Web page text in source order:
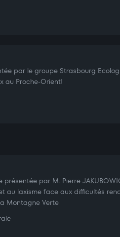
par le groupe Strasbourg
au Proche-Orient!
présentée par M. Pierre
au laxisme face aux difficultés
Montagne Verte